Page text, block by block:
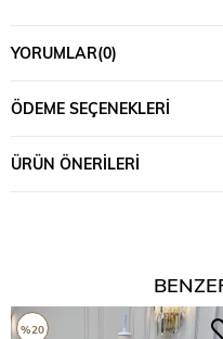
YORUMLAR(0)
ÖDEME SEÇENEKLERI
ÜRÜN ÖNERILERI
%20